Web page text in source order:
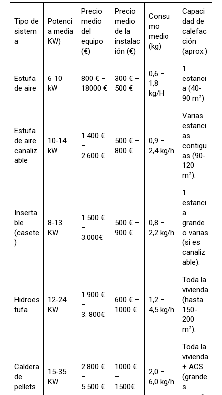
Tipo de
sistem
a
Potenci
a media
KW)
Precio
medio
del
equipo
(€)
Precio
medio
de la
instalac
ión (€)
Consu
mo
medio
(kg)
Capaci
dad de
calefac
ción
(aprox.)
Estufa
de aire
6-10
kW
800 € –
18000 €
300 € –
500 €
0,6 –
1,8
kg/H
1
estanci
a (40-
90 m²)
Estufa
de aire
canaliz
able
10-14
kW
1.400 €
–
2.600 €
500 € –
800 €
0,9 –
2,4 kg/h
Varias
estanci
as
contigu
as (90-
120
m²).
Inserta
ble
(casete
)
8-13
KW
1.500 €
–
3.000€
500 € –
900 €
0,8 –
2,2 kg/h
1
estanci
a
grande
o varias
(si es
canaliz
able).
Hidroes
tufa
12-24
KW
1.900 €
–
3. 800€
600 € –
1000 €
1,2 –
4,5 kg/h
Toda la
vivienda
(hasta
150-
200
m²).
Caldera
de
pellets
15-35
KW
2.800 €
–
5.500 €
1000 €
–
1500€
2,0 –
6,0 kg/h
Toda la
vivienda
+ ACS
(grande
s